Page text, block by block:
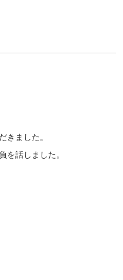
ました。
話しました。